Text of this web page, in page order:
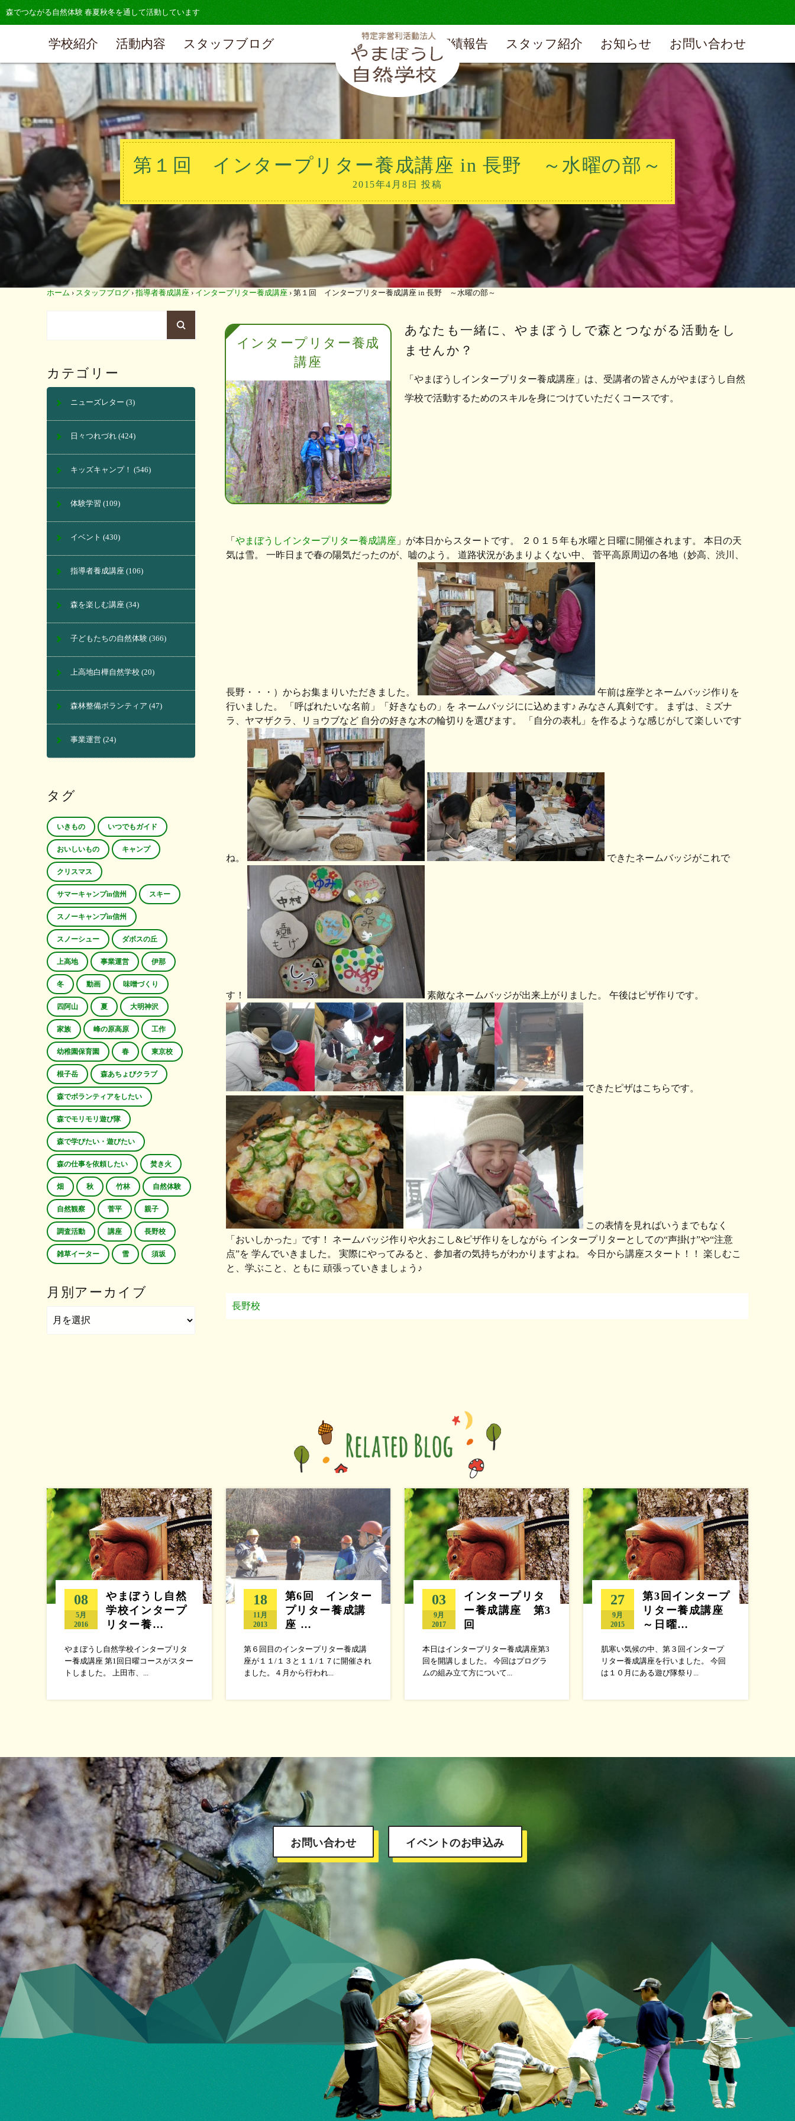
森でつながる自然体験 春夏秋冬を通して活動しています
学校紹介 活動内容 スタッフブログ 実績報告 スタッフ紹介 お知らせ お問い合わせ
第１回 インタープリター養成講座 in 長野 ～水曜の部～
2015年4月8日 投稿
ホーム › スタッフブログ › 指導者養成講座 › インタープリター養成講座 › 第１回 インタープリター養成講座 in 長野 ～水曜の部～
インタープリター養成
講座
あなたも一緒に、やまぼうしで森とつながる活動をし
ませんか？
「やまぼうしインタープリター養成講座」は、受講者の皆さんがやまぼうし自然
学校で活動するためのスキルを身につけていただくコースです。
「 やまぼうしインタープリター養成講座 」が本日からスタートです。 ２０１５年も水曜と日曜に開催されます。 本日の天
気は雪。 一昨日まで春の陽気だったのが、嘘のよう。 道路状況があまりよくない中、 菅平高原周辺の各地（妙高、渋川、
長野・・・）からお集まりいただきました。
午前は座学とネームバッジ作りを
行いました。 「呼ばれたいな名前」「好きなもの」を ネームバッジにに込めます♪ みなさん真剣です。 まずは、ミズナ
ラ、ヤマザクラ、リョウブなど 自分の好きな木の輪切りを選びます。 「自分の表札」を作るような感じがして楽しいです
ね。 できたネームバッジがこれで
す！ 素敵なネームバッジが出来上がりました。 午後はピザ作りです。
できたピザはこちらです。
この表情を見ればいうまでもなく
「おいしかった」です！ ネームバッジ作りや火おこし&ピザ作りをしながら インタープリターとしての“声掛け”や“注意
点”を 学んでいきました。 実際にやってみると、参加者の気持ちがわかりますよね。 今日から講座スタート！！ 楽しむこ
と、学ぶこと、ともに 頑張っていきましょう♪
長野校
カテゴリー
ニューズレター (3)
日々つれづれ (424)
キッズキャンプ！ (546)
体験学習 (109)
イベント (430)
指導者養成講座 (106)
森を楽しむ講座 (34)
子どもたちの自然体験 (366)
上高地白樺自然学校 (20)
森林整備ボランティア (47)
事業運営 (24)
タグ
いきもの いつでもガイド
おいしいもの キャンプ
クリスマス
サマーキャンプin信州 スキー
スノーキャンプin信州
スノーシュー ダボスの丘
上高地 事業運営 伊那
冬 動画 味噌づくり
四阿山 夏 大明神沢
家族 峰の原高原 工作
幼稚園保育園 春 東京校
根子岳 森あちょびクラブ
森でボランティアをしたい
森でモリモリ遊び隊
森で学びたい・遊びたい
森の仕事を依頼したい 焚き火
畑 秋 竹林 自然体験
自然観察 菅平 親子
調査活動 講座 長野校
雑草イーター 雪 須坂
月別アーカイブ
08
5月
2016
やまぼうし自然
学校インタープ
リター養…
やまぼうし自然学校インタープリタ
ー養成講座 第1回日曜コースがスター
トしました。 上田市、...
18
11月
2013
第6回 インター
プリター養成講
座 …
第６回目のインタープリター養成講
座が１１/１３と１１/１７に開催され
ました。４月から行われ...
03
9月
2017
インタープリタ
ー養成講座 第3
回
本日はインタープリター養成講座第3
回を開講しました。 今回はプログラ
ムの組み立て方について...
27
9月
2015
第3回インタープ
リター養成講座
～日曜…
肌寒い気候の中、第３回インタープ
リター養成講座を行いました。 今回
は１０月にある遊び隊祭り...
お問い合わせ イベントのお申込み